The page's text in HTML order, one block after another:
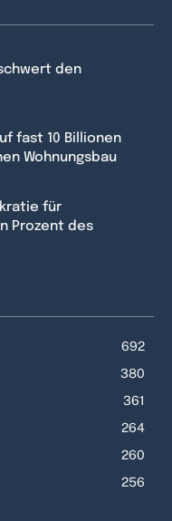
den
fast 10 Billionen
Wohnungsbau
für
Prozent des
692
380
361
264
260
256